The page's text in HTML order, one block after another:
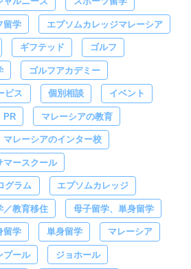
留学 エプソムカレッジマレーシア
ギフテッド ゴルフ
ゴルフアカデミー
ビス 個別相談 イベント
PR マレーシアの教育
マレーシアのインター校
マースクール
グラム エプソムカレッジ
／教育移住 母子留学、単身留学
留学 単身留学 マレーシア
プール ジョホール